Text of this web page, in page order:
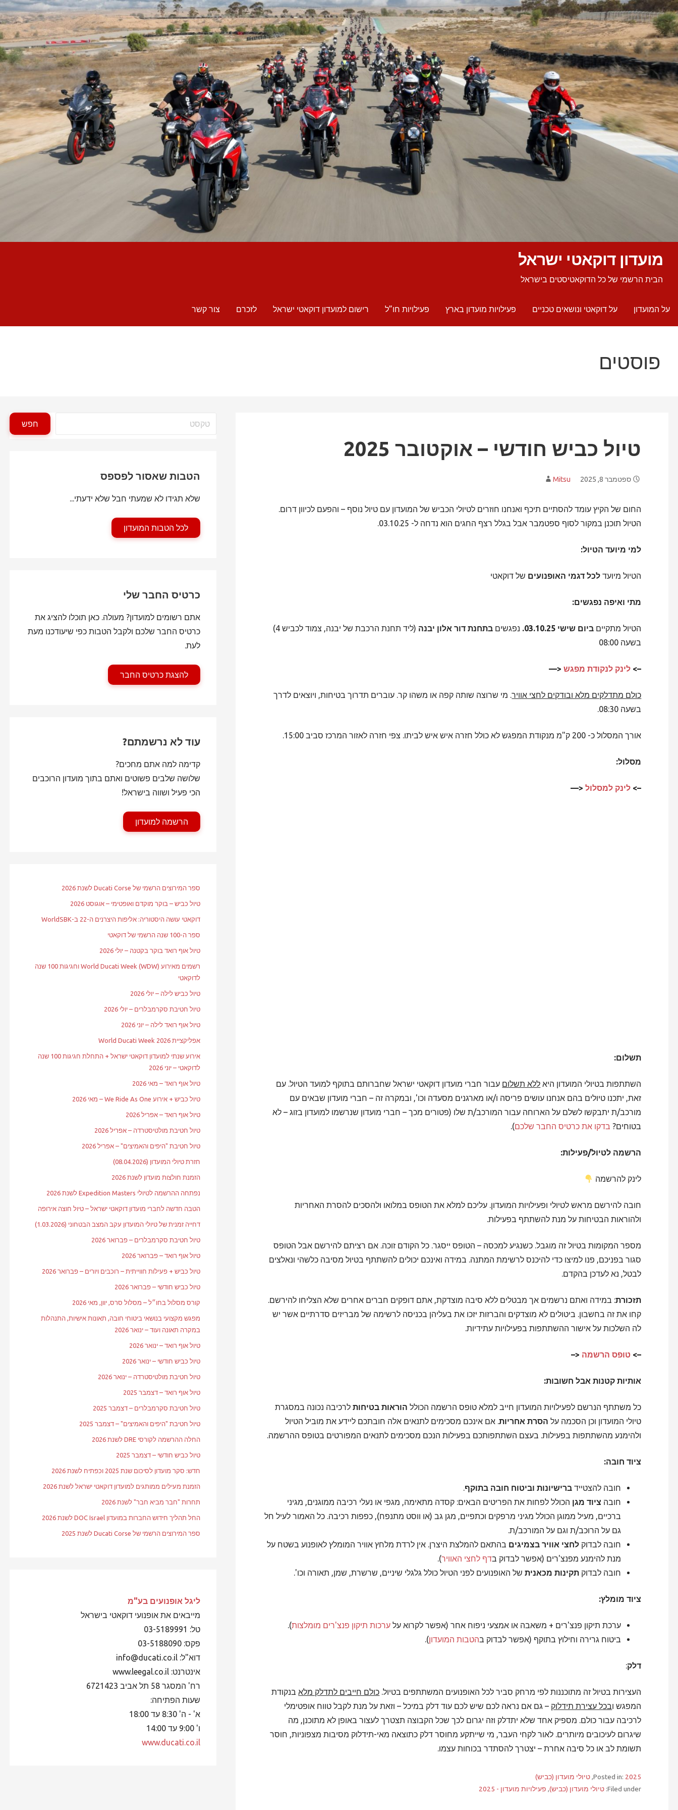
Skip
to
content
מועדון דוקאטי ישראל
הבית הרשמי של כל הדוקאטיסטים בישראל
על המועדון על דוקאטי ונושאים טכניים פעילויות מועדון בארץ פעילויות חו”ל רישום למועדון דוקאטי ישראל לזכרם צור קשר
פוסטים
טיול כביש חודשי – אוקטובר 2025
ספטמבר 8, 2025 Mitsu
החום של הקיץ עומד להסתיים תיכף ואנחנו חוזרים לטיולי הכביש של המועדון עם טיול נוסף – והפעם לכיוון דרום.
הטיול תוכנן במקור לסוף ספטמבר אבל בגלל רצף החגים הוא נדחה ל- 03.10.25.
למי מיועד הטיול:
הטיול מיועד לכל דגמי האופנועים של דוקאטי
מתי ואיפה נפגשים:
הטיול מתקיים ביום שישי 03.10.25. נפגשים בתחנת דור אלון יבנה
(ליד תחנת הרכבת של יבנה, צמוד לכביש 4)
בשעה 08:00
–> לינק לנקודת מפגש<—
כולם מתדלקים מלא ובודקים לחצי אוויר. מי שרוצה שותה קפה או משהו קר. עוברים תדרוך בטיחות, ויוצאים לדרך
בשעה 08:30.
אורך המסלול כ- 200 ק"מ מנקודת המפגש לא כולל חזרה איש איש לביתו. צפי חזרה לאזור המרכז סביב 15:00.
מסלול:
–> לינק למסלול<—
תשלום:
השתתפות בטיולי המועדון היא ללא תשלום עבור חברי מועדון דוקאטי ישראל שחברותם בתוקף למועד הטיול. עם
זאת, יתכנו טיולים בהם אנחנו עושים פריסה ו/או מארגנים מסעדה וכו', ובמקרה זה – חברי מועדון שבאים עם
מורכב/ת יתבקשו לשלם על הארוחה עבור המורכב/ת שלו (פטורים מכך – חברי מועדון שנרשמו למועדון בזוג – לא
בטוחים? בדקו את כרטיס החבר שלכם).
הרשמה לטיול/פעילות:
לינק להרשמה
חובה להירשם מראש לטיולי ופעילויות המועדון. עליכם למלא את הטופס במלואו ולהסכים להסרת האחריות
ולהוראות הבטיחות על מנת להשתתף בפעילות.
מספר המקומות בטיול זה מוגבל. כשנגיע למכסה – הטופס ייסגר. כל הקודם זוכה. אם רציתם להירשם אבל הטופס
סגור בפניכם, פנו למיצו כדי להיכנס לרשימת המתנה. במידה ואינכם יכולים להשתתף בטיול מסיבה כלשהי ונאלצים
לבטל, נא לעדכן בהקדם.
תזכורת: במידה ואתם נרשמים אך מבטלים ללא סיבה מוצדקת, אתם דופקים חברים אחרים שלא הצליחו להירשם.
קחו את זה בחשבון. ביטולים לא מוצדקים והברזות יזכו את בעליהן בכניסה לרשימה של מבריזים סדרתיים אשר יש
לה השלכות על אישור ההשתתפות בפעילויות עתידיות.
–> טופס הרשמה <–
אותיות קטנות אבל חשובות:
כל משתתף הנרשם לפעילויות המועדון חייב למלא טופס הרשמה הכולל הוראות בטיחותלרכיבה נכונה במסגרת
טיולי המועדון וכן הסכמה על הסרת אחריות. אם אינכם מסכימים לתנאים אלה חובתכם ליידע את מוביל הטיול
ולהימנע מהשתתפות בפעילות. בעצם השתתפותכם בפעילות הנכם מסכימים לתנאים המפורטים בטופס ההרשמה.
ציוד חובה:
חובה להצטייד ברישיונות וביטוח חובה בתוקף.
חובה ציוד מגן הכולל לפחות את הפריטים הבאים: קסדה מתאימה, מגפי או נעלי רכיבה ממוגנים, מגיני
ברכיים, מעיל ממוגן הכולל מגיני מרפקים וכתפיים, מגן גב (או ווסט מתנפח), כפפות רכיבה. כל האמור לעיל חל
גם על הרוכב/ת וגם על המורכב/ת.
חובה לבדוק לחצי אוויר בצמיגים בהתאם להמלצת היצרן. אין לרדת מלחץ אוויר המומלץ לאופנוע בשטח על
מנת להימנע מפנצ'רים (אפשר לבדוק בדף לחצי האוויר).
חובה לבדוק תקינות מכאניתשל האופנועים לפני הטיול כולל גלגלי שיניים, שרשרת, שמן, תאורה וכו'.
ציוד מומלץ:
ערכת תיקון פנצ'רים + משאבה או אמצעי ניפוח אחר (אפשר לקרוא על ערכות תיקון פנצ'רים מומלצות).
ביטוח גרירה וחילוץ בתוקף (אפשר לבדוק בהטבות המועדון).
דלק:
העצירות בטיול זה מתוכננות לפי מרחק סביר לכל האופנועים המשתתפים בטיול. כולם חייבים לתדלק מלאבנקודת
המפגש ובכל עצירת תידלוק – גם אם נראה לכם שיש לכם עוד דלק במיכל – וזאת על מנת לקבל טווח אופטימלי
לרכיבה עבור כולם. מספיק אחד שלא יתדלק וזה יגרום לכך שכל הקבוצה תצטרך לעצור באופן לא מתוכנן, מה
שיגרום לעיכובים מיותרים. לאור לקחי העבר, מי שייתקע מחוסר דלק כתוצאה מאי-תידלוק מסיבות מצפוניות, חוסר
תשומת לב או כל סיבה אחרת – יצטרך להסתדר בכוחות עצמו.
Posted in: 2025
,טיולי מועדון (כביש)
Filed under: טיולי מועדון (כביש), פעילויות מועדון - 2025
חפש
הטבות שאסור לפספס
שלא תגידו לא שמעתי חבל שלא ידעתי...
לכל הטבות המועדון
כרטיס החבר שלי
אתם רשומים למועדון? מעולה. כאן תוכלו להציג את
כרטיס החבר שלכם ולקבל הטבות כפי שיעודכנו מעת
לעת.
להצגת כרטיס החבר
עוד לא נרשמתם?
קדימה למה אתם מחכים?
שלושה שלבים פשוטים ואתם בתוך מועדון הרוכבים
הכי פעיל ושווה בישראל!
הרשמה למועדון
ספר המירוצים הרשמי של Ducati Corse לשנת 2026
טיול כביש – בוקר מוקדם ואופטימי – אוגוסט 2026
דוקאטי עושה היסטוריה: אליפות היצרנים ה-22 ב-WorldSBK
ספר ה-100 שנה הרשמי של דוקאטי
טיול אוף רואד בוקר בקטנה – יולי 2026
רשמים מאירוע World Ducati Week (WDW) וחגיגות 100 שנה
לדוקאטי
טיול כביש לילה – יולי 2026
טיול חטיבת סקרמבלרים – יולי 2026
טיול אוף רואד לילה – יוני 2026
אפליקציית World Ducati Week 2026
אירוע שנתי למועדון דוקאטי ישראל + התחלת חגיגות 100 שנה
לדוקאטי – יוני 2026
טיול אוף רואד – מאי 2026
טיול כביש + אירוע We Ride As One – מאי 2026
טיול אוף רואד – אפריל 2026
טיול חטיבת מולטיסטרדה – אפריל 2026
טיול חטיבת "היפים והאמיצים" – אפריל 2026
חזרת טיולי המועדון (08.04.2026)
הזמנת חולצות מועדון לשנת 2026
נפתחה ההרשמה לטיולי Expedition Masters לשנת 2026
הטבה חדשה לחברי מועדון דוקאטי ישראל – טיול חוצה אירופה
דחייה זמנית של טיולי המועדון עקב המצב הבטחוני (1.03.2026)
טיול חטיבת סקרמבלרים – פברואר 2026
טיול אוף רואד – פברואר 2026
טיול כביש + פעילות חווייתית – רוכבים ויורים – פברואר 2026
טיול כביש חודשי – פברואר 2026
קורס מסלול בחו״ל – מסלול סרס, יוון, מאי 2026
מפגש מקצועי בנושאי ביטוחי חובה, תאונות אישיות, התנהלות
במקרה תאונה ועוד – ינואר 2026
טיול אוף רואד – ינואר 2026
טיול כביש חודשי – ינואר 2026
טיול חטיבת מולטיסטרדה – ינואר 2026
טיול אוף רואד – דצמבר 2025
טיול חטיבת סקרמבלרים – דצמבר 2025
טיול חטיבת "היפים והאמיצים" – דצמבר 2025
החלה ההרשמה לקורסי DRE לשנת 2026
טיול כביש חודשי – דצמבר 2025
חדש: סקר מועדון לסיכום שנת 2025 וכפתיח לשנת 2026
הזמנת מעילים ממותגים למועדון דוקאטי ישראל לשנת 2026
תחרות "חבר מביא חבר" לשנת 2026
החל תהליך חידוש החברות במועדון DOC Israel לשנת 2026
ספר המירוצים הרשמי של Ducati Corse לשנת 2025
ליגל אופנועים בע"מ
מייבאים את אופנועי דוקאטי בישראל
טל: 03-5189991
פקס: 03-5188090
דוא"ל: info@ducati.co.il
אינטרנט: www.leegal.co.il
רח' המסגר 58 תל אביב 6721423
שעות הפתיחה:
א' - ה' 8:30 עד 18:00
ו' 9:00 עד 14:00
www.ducati.co.il